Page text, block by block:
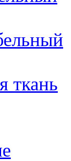
ткань